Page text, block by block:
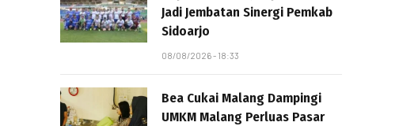
Jadi Jembatan Sinergi Pemkab
Sidoarjo
08/08/2026 - 18:33
Bea Cukai Malang Dampingi
UMKM Malang Perluas Pasar